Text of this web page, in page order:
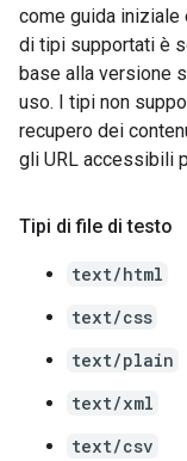
come guida
di tipi supportati è
base alla versione
uso. I tipi non
recupero dei
gli URL accessibili
Tipi di file di testo
text/html
text/css
text/plain
text/xml
text/csv